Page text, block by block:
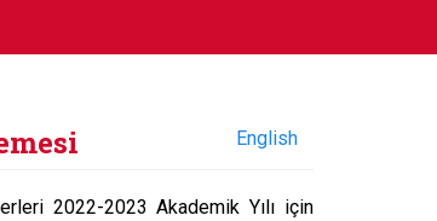
English
2022-2023 Akademik Yılı için